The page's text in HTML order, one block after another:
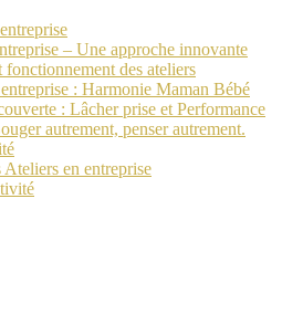
– Une approche innovante
fonctionnement des ateliers
: Harmonie Maman Bébé
: Lâcher prise et Performance
autrement, penser autrement.
en entreprise